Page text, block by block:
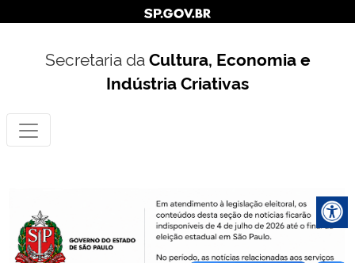
Secretaria daCultura, Economia e
Indústria Criativas